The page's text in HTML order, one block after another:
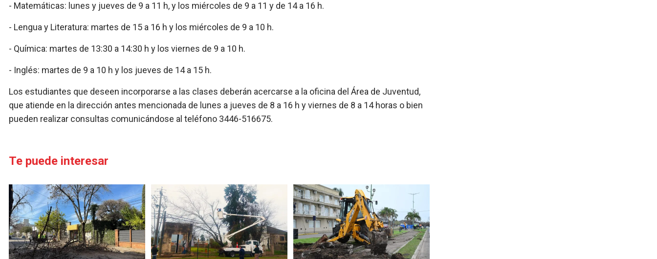
- Matemáticas: lunes y jueves de 9 a 11 h, y los miércoles de 9 a 11 y de 14 a 16 h.
- Lengua y Literatura: martes de 15 a 16 h y los miércoles de 9 a 10 h.
- Química: martes de 13:30 a 14:30 h y los viernes de 9 a 10 h.
- Inglés: martes de 9 a 10 h y los jueves de 14 a 15 h.
Los estudiantes que deseen incorporarse a las clases deberán acercarse a la oficina del Área de Juventud,
que atiende en la dirección antes mencionada de lunes a jueves de 8 a 16 h y viernes de 8 a 14 horas o bien
pueden realizar consultas comunicándose al teléfono 3446-516675.
Te puede interesar